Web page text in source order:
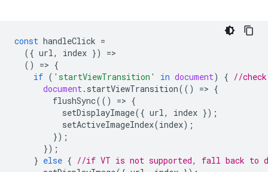
const handleClick =
({ url, index }) =
()
=> {
if ( 'startViewTransition' in document) { //
document. startViewTransition(() => {
flushSync(() => {
setDisplayImage({ url, index });
setActiveImageIndex(index);
});
});
} else { //if VT is not supported, fall back to